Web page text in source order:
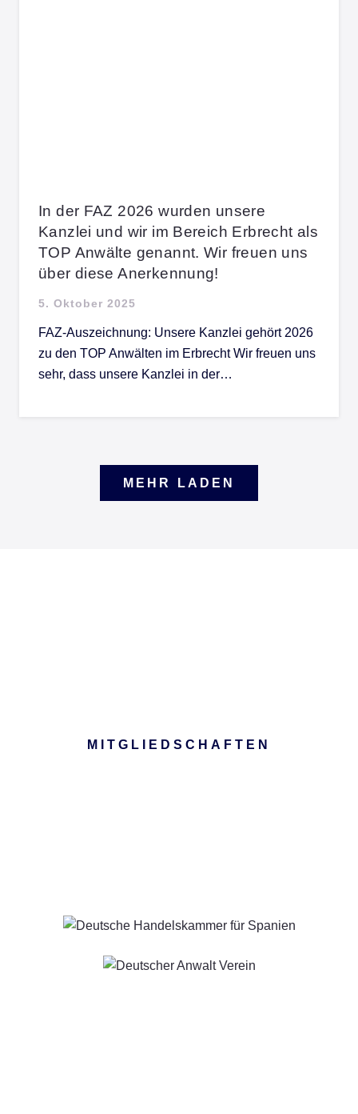
In der FAZ 2026 wurden unsere
Kanzlei und wir im Bereich Erbrecht als
TOP Anwälte genannt. Wir freuen uns
über diese Anerkennung!
5. Oktober 2025
FAZ-Auszeichnung: Unsere Kanzlei gehört 2026
zu den TOP Anwälten im Erbrecht Wir freuen uns
sehr, dass unsere Kanzlei in der…
MEHR LADEN
MITGLIEDSCHAFTEN